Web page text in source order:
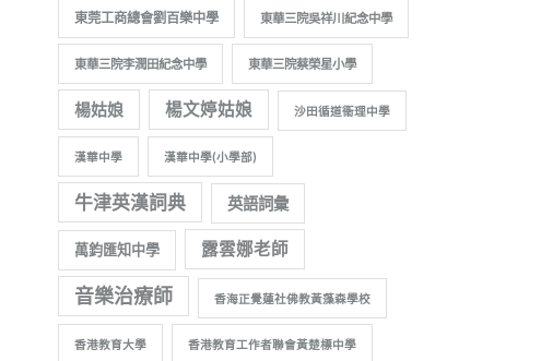
東莞工商總會劉百樂中學 東華三院吳祥川紀念中學
東華三院李潤田紀念中學 東華三院蔡榮星小學
楊姑娘 楊文婷姑娘 沙田循道衞理中學
漢華中學 漢華中學(小學部)
牛津英漢詞典 英語詞彙
萬鈞匯知中學 露雲娜老師
音樂治療師 香海正覺蓮社佛教黃藻森學校
香港教育大學 香港教育工作者聯會黃楚標中學